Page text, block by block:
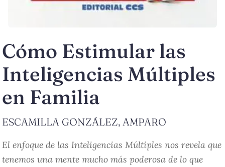
Cómo Estimular las
Inteligencias Múltiples
en Familia
ESCAMILLA GONZÁLEZ, AMPARO
El enfoque de las Inteligencias Múltiples nos revela que
tenemos una mente mucho más poderosa de lo que